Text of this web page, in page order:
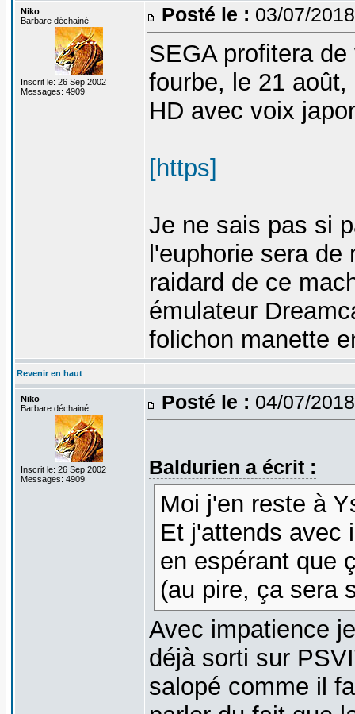
Niko
Barbare déchainé
Inscrit le: 26 Sep 2002
Messages: 4909
Posté le : 03/07/
SEGA profitera
fourbe, le 21
HD avec voix
[https]
Je ne sais pas si
l'euphorie sera
raidard de ce
émulateur
folichon manette
Revenir en haut
Niko
Barbare déchainé
Inscrit le: 26 Sep 2002
Messages: 4909
Posté le : 04/07/
Baldurien a écrit :
Moi j'en reste à
Et j'attends avec
en espérant que
(au pire, ça sera
Avec impatience
déjà sorti sur
salopé comme il